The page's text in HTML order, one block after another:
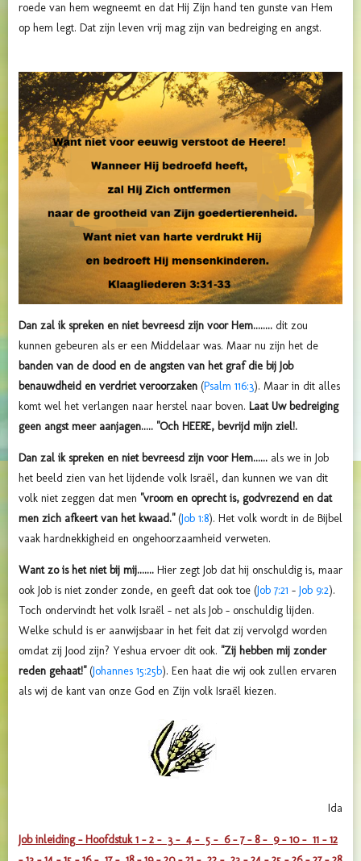
roede van hem wegneemt en dat Hij Zijn hand ten gunste van Hem
op hem legt. Dat zijn leven vrij mag zijn van bedreiging en angst.
Dan zal ik spreken en niet bevreesd zijn voor Hem........ dit zou
kunnen gebeuren als er een Middelaar was. Maar nu zijn het de
banden van de dood en de angsten van het graf die bij Job
benauwdheid en verdriet veroorzaken (Psalm 116:3). Maar in dit alles
komt wel het verlangen naar herstel naar boven. Laat Uw bedreiging
geen angst meer aanjagen..... "Och HEERE, bevrijd mijn ziel!.
Dan zal ik spreken en niet bevreesd zijn voor Hem...... als we in Job
het beeld zien van het lijdende volk Israël, dan kunnen we van dit
volk niet zeggen dat men "vroom en oprecht is, godvrezend en dat
men zich afkeert van het kwaad."(Job 1:8). Het volk wordt in de Bijbel
vaak hardnekkigheid en ongehoorzaamheid verweten.
Want zo is het niet bij mij....... Hier zegt Job dat hij onschuldig is, maar
ook Job is niet zonder zonde, en geeft dat ook toe (Job 7:21 - Job 9:2).
Toch ondervindt het volk Israël - net als Job - onschuldig lijden.
Welke schuld is er aanwijsbaar in het feit dat zij vervolgd worden
omdat zij Jood zijn? Yeshua ervoer dit ook. "Zij hebben mij zonder
reden gehaat!"(Johannes 15:25b). Een haat die wij ook zullen ervaren
als wij de kant van onze God en Zijn volk Israël kiezen.
Ida
Job inleiding - Hoofdstuk 1 - 2 - 3 - 4 - 5 - 6 -7 -8 - 9 -10 - 11 -12